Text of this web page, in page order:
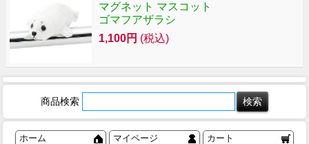
マグネット マスコット
ゴマフアザラシ
1,100円 (税込)
商品検索
ホーム マイページ カート